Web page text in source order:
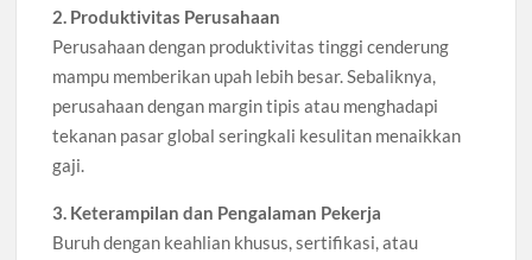
2. Produktivitas Perusahaan
Perusahaan dengan produktivitas tinggi cenderung
mampu memberikan upah lebih besar. Sebaliknya,
perusahaan dengan margin tipis atau menghadapi
tekanan pasar global seringkali kesulitan menaikkan
gaji.
3. Keterampilan dan Pengalaman Pekerja
Buruh dengan keahlian khusus, sertifikasi, atau